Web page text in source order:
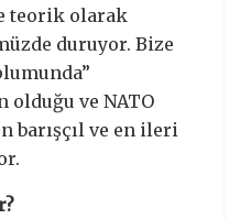
teorik olarak
duruyor. Bize
olduğu ve NATO
barışçıl ve en ileri